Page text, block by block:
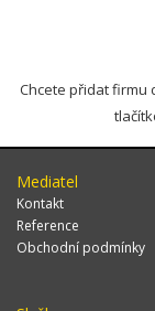
Chcete přidat firmu
Mediatel
Kontakt
Reference
Obchodní podmínky